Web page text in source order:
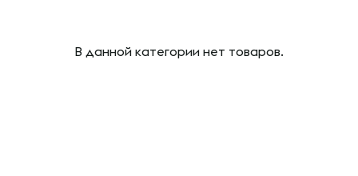
В данной категории нет товаров.